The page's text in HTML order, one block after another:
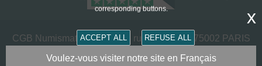
CGB Numismatics Paris - 36 rue Vivienne - 75002 PARIS
FRANCE -contact@cgb.fr
corresponding buttons.
ACCEPT ALL REFUSE ALL
x
Voulez-vous visiter notre site en Français